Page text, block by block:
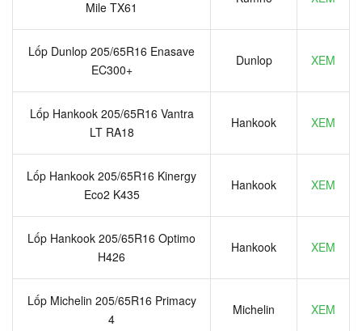
Mile TX61
Lốp Dunlop 205/65R16 Enasave
EC300+
Dunlop XEM
Lốp Hankook 205/65R16 Vantra
LT RA18
Hankook XEM
Lốp Hankook 205/65R16 Kinergy
Eco2 K435
Hankook XEM
Lốp Hankook 205/65R16 Optimo
H426
Hankook XEM
Lốp Michelin 205/65R16 Primacy
4
Michelin XEM